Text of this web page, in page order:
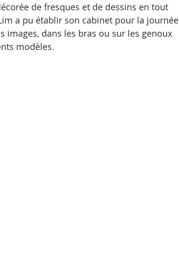
de fresques et de dessins en tout
a pu établir son cabinet pour la journée
images, dans les bras ou sur les genoux
modèles.